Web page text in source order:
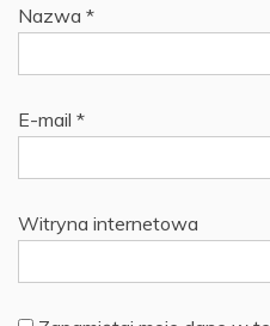
Nazwa *
E-mail *
Witryna internetowa